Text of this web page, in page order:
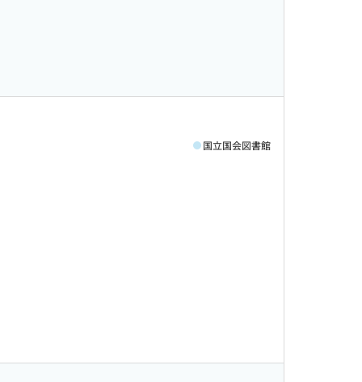
国立国会図書館